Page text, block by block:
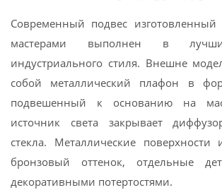
Современный подвес изготовленный
мастерами выполнен в
индустриального стиля. Внешне
собой металлический плафон в
подвешенный к основанию на
источник света закрывает
стекла. Металлические
бронзовый оттенок, отдельные
декоративными потертостями.